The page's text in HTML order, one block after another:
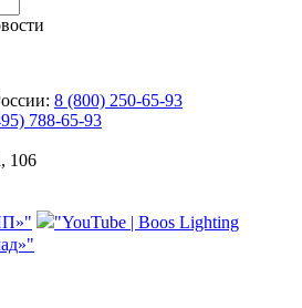
8 (800) 250-65-93
788-65-93
106
"YouTube | Boos Lighting